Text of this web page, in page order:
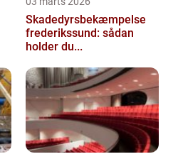
Skadedyrsbekæmpelse
frederikssund: sådan
holder du...